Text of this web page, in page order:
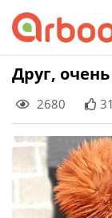
Skip
to
content
Друг,
2680 31
Найти: